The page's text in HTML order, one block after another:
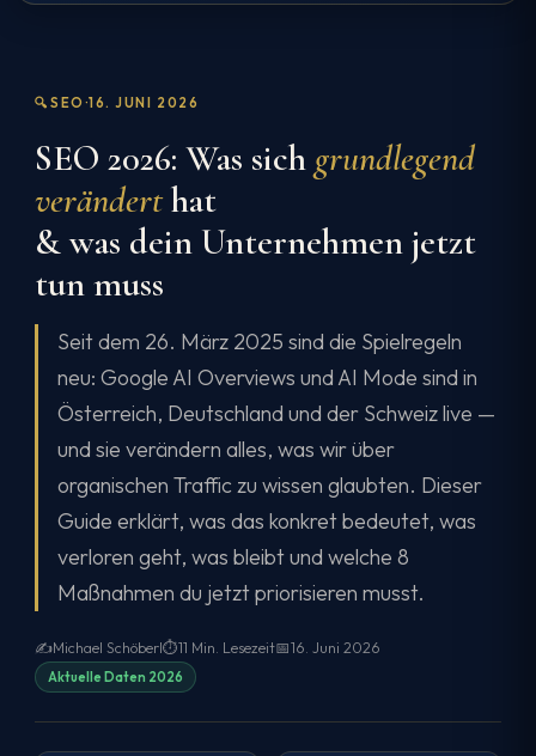
🔍 SEO ·16. JUNI 2026
SEO 2026: Was sich grundlegend
veränderthat
& was dein Unternehmen jetzt
tun muss
Seit dem 26. März 2025 sind die Spielregeln
neu: Google AI Overviews und AI Mode sind in
Österreich, Deutschland und der Schweiz live —
und sie verändern alles, was wir über
organischen Traffic zu wissen glaubten. Dieser
Guide erklärt, was das konkret bedeutet, was
verloren geht, was bleibt und welche 8
Maßnahmen du jetzt priorisieren musst.
✍️Michael Schöberl⏱11 Min. Lesezeit📅16. Juni 2026
Aktuelle Daten 2026